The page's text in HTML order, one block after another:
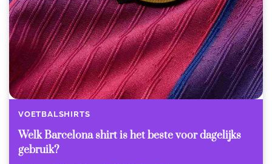
VOETBALSHIRTS
Welk Barcelona shirt is het beste voor dagelijks
gebruik?